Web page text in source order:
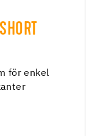
för enkel